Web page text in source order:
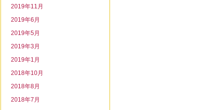
2019年11月
2019年6月
2019年5月
2019年3月
2019年1月
2018年10月
2018年8月
2018年7月